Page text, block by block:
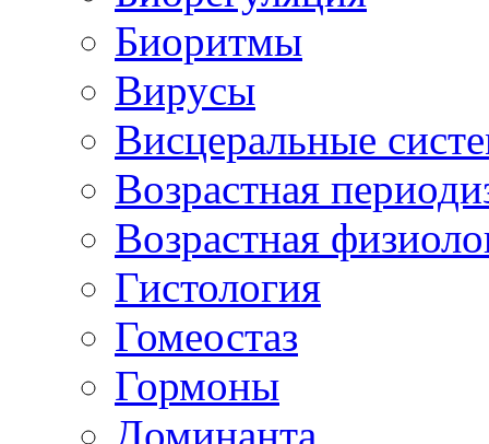
Биоритмы
Вирусы
Висцеральные
Возрастная
Возрастная
Гистология
Гомеостаз
Гормоны
Доминанта